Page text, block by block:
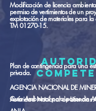
AGENCIA NACIONAL DE
Autoridad Nacional de Licencias
Modificación de licencia
permiso de vertimientos de un
explotación de materiales para la
TM01270-15.
Plan de contingencia para una
privada.
Guía Ambiental para patios de